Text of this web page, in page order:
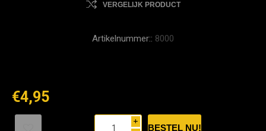
VERGELIJK PRODUCT
Artikelnummer:: 8000
€4,95
i